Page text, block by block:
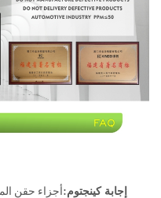
إجابة كينجتوم:أجزاء حقن